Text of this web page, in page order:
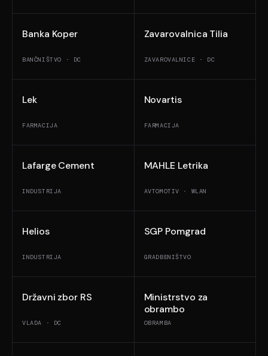
Banka Koper
BANČNIŠTVO · DC
Zavarovalnica Tilia
ZAVAROVALNICE · DC
Lek
FARMACIJA
Novartis
FARMACIJA
Lafarge Cement
INDUSTRIJA
MAHLE Letrika
AVTOMOTIV · WLAN
Helios
INDUSTRIJA
SGP Pomgrad
GRADBENIŠTVO
Državni zbor RS
VLADA · DC
Ministrstvo za
obrambo
OBRAMBA